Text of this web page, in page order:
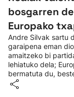
bosgarren
Europako
Andre Silvak sartu
garaipena eman
amaitzeko bi
lehiatuko dela;
bermatuta du,